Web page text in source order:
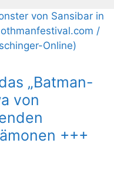
„Batman-
von
+++